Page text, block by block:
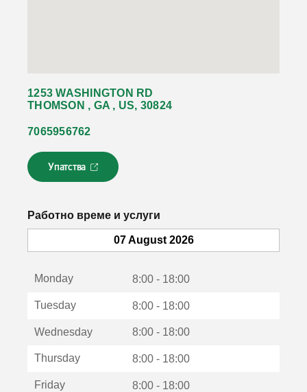
1253 WASHINGTON RD
THOMSON , GA , US, 30824
7065956762
Упатства
Л
и
к
с
Работно време и услуги
07 August 2026
Monday 8:00 - 18:00
Tuesday 8:00 - 18:00
Wednesday 8:00 - 18:00
Thursday 8:00 - 18:00
Friday 8:00 - 18:00